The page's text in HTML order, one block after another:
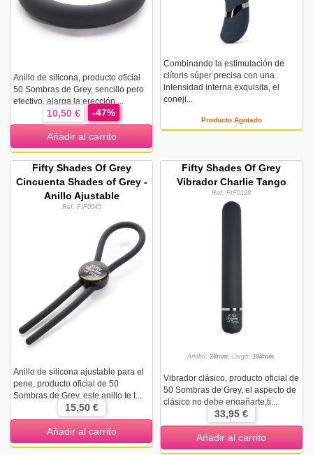
Anillo de silicona, producto oficial
50 Sombras de Grey, sencillo pero
efectivo, alarga la erección ...
10,50 € -47%
Añadir al carrito
Combinando la estimulación de
clítoris súper precisa con una
intensidad interna exquisita, el
coneji...
Producto Agotado
Fifty Shades Of Grey
Cincuenta Shades of Grey -
Anillo Ajustable
Ref. FIF0045
Anillo de silicona ajustable para el
pene, producto oficial de 50
Sombras de Grey, este anillo te t...
15,50 €
Añadir al carrito
Fifty Shades Of Grey
Vibrador Charlie Tango
Ref. FIF0128
Ancho: 28mm. Largo: 184mm.
Vibrador clásico, producto oficial de
50 Sombras de Grey, el aspecto de
clásico no debe engañarte,ti...
33,95 €
Añadir al carrito